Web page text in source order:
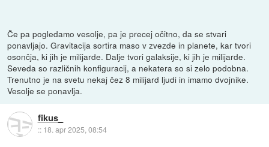
Če pa pogledamo vesolje, pa je precej očitno, da se stvari
ponavljajo. Gravitacija sortira maso v zvezde in planete, kar tvori
osončja, ki jih je milijarde. Dalje tvori galaksije, ki jih je milijarde.
Seveda so različnih konfiguracij, a nekatera so si zelo podobna.
Trenutno je na svetu nekaj čez 8 milijard ljudi in imamo dvojnike.
Vesolje se ponavlja.
fikus_
:: 18. apr 2025, 08:54